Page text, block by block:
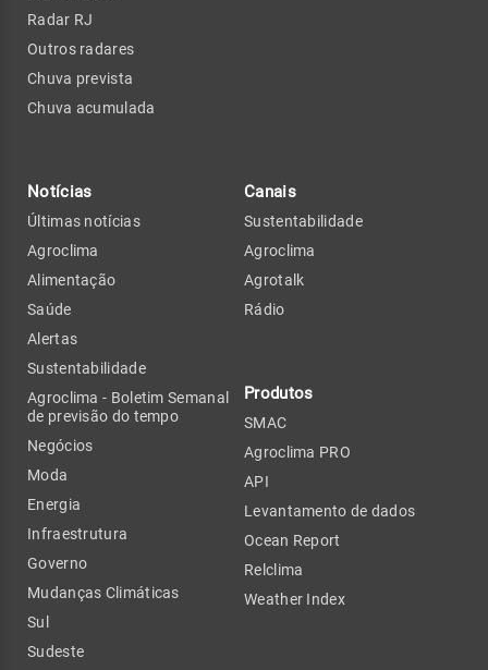
Radar RJ
Outros radares
Chuva prevista
Chuva acumulada
Notícias
Últimas notícias
Agroclima
Alimentação
Saúde
Alertas
Sustentabilidade
Agroclima - Boletim Semanal
de previsão do tempo
Negócios
Moda
Energia
Infraestrutura
Governo
Mudanças Climáticas
Sul
Sudeste
Canais
Sustentabilidade
Agroclima
Agrotalk
Rádio
Produtos
SMAC
Agroclima PRO
API
Levantamento de dados
Ocean Report
Relclima
Weather Index